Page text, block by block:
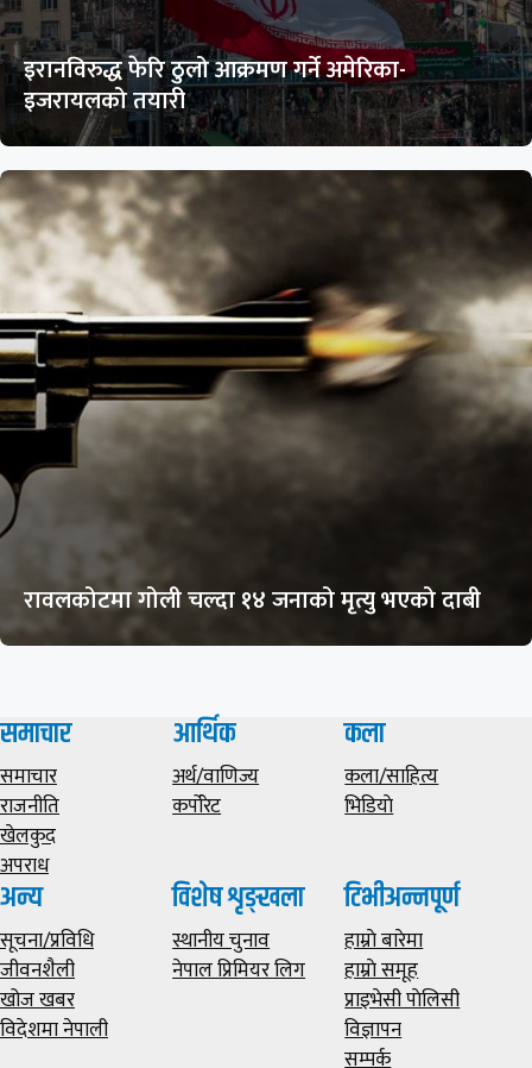
इरानविरुद्ध फेरि ठुलो आक्रमण गर्ने अमेरिका-
इजरायलको तयारी
रावलकोटमा गोली चल्दा १४ जनाको मृत्यु भएको दाबी
समाचार
समाचार
राजनीति
खेलकुद
अपराध
आर्थिक
अर्थ/वाणिज्य
कर्पोरेट
कला
कला/साहित्य
भिडियाे
अन्य
सूचना/प्रविधि
जीवनशैली
खोज खबर
विदेशमा नेपाली
विशेष शृङ्खला
स्थानीय चुनाव
नेपाल प्रिमियर लिग
टिभीअन्नपूर्ण
हाम्राे बारेमा
हाम्राे समूह
प्राइभेसी पाेलिसी
विज्ञापन
सम्पर्क